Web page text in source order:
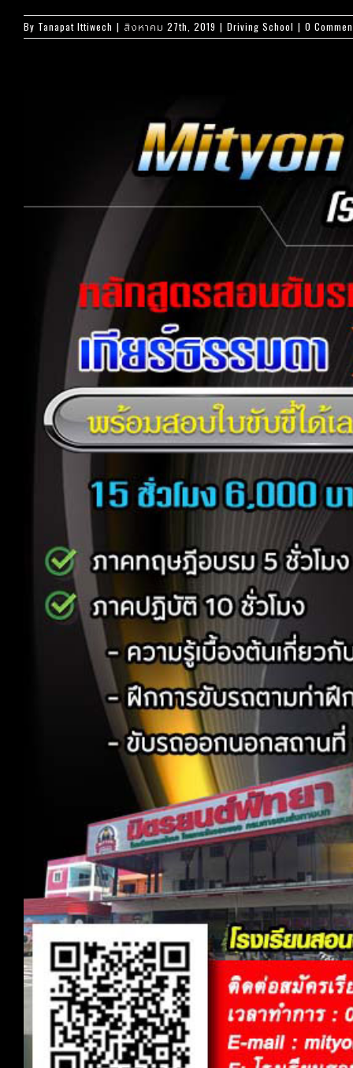
By Tanapat Ittiwech | สิงหาคม 27th, 2019 | Driving School | 0